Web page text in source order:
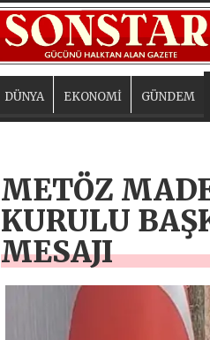
DÜNYA EKONOMİ GÜNDEM
METÖZ
KURULU
MESAJI